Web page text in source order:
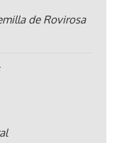
de Rovirosa